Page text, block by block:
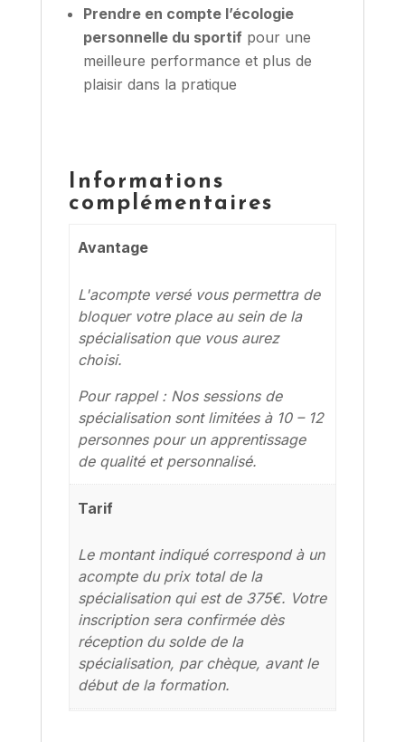
Prendre en compte l’écologie
personnelle du sportifpour une
meilleure performance et plus de
plaisir dans la pratique
Informations
complémentaires
Avantage
L'acompte versé vous permettra de
bloquer votre place au sein de la
spécialisation que vous aurez
choisi.
Pour rappel : Nos sessions de
spécialisation sont limitées à 10 – 12
personnes pour un apprentissage
de qualité et personnalisé.
Tarif
Le montant indiqué correspond à un
acompte du prix total de la
spécialisation qui est de 375€. Votre
inscription sera confirmée dès
réception du solde de la
spécialisation, par chèque, avant le
début de la formation.